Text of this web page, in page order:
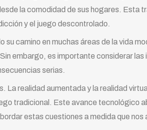
la comodidad de sus hogares. Esta
y el juego descontrolado.
camino en muchas áreas de la vida
embargo, es importante considerar
serias.
realidad aumentada y la realidad
tradicional. Este avance tecnológico
estas cuestiones a medida que nos